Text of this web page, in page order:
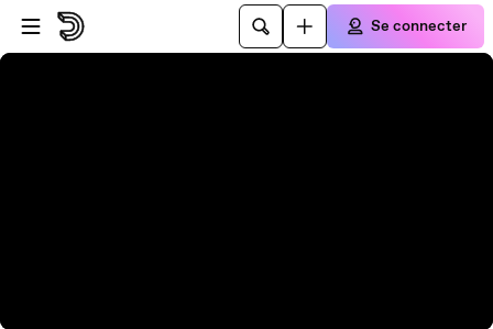
Passer au player
Passer au contenu principal
Se connecter